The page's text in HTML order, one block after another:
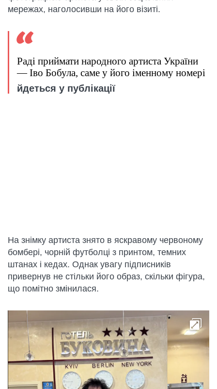
мережах, наголосивши на його візиті.
Раді приймати народного артиста України
— Іво Бобула, саме у його іменному номері
йдеться у публікації
На знімку артиста знято в яскравому червоному
бомбері, чорній футболці з принтом, темних
штанах і кедах. Однак увагу підписників
привернув не стільки його образ, скільки фігура,
що помітно змінилася.